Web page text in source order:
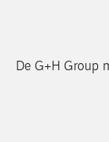
De G+H Group